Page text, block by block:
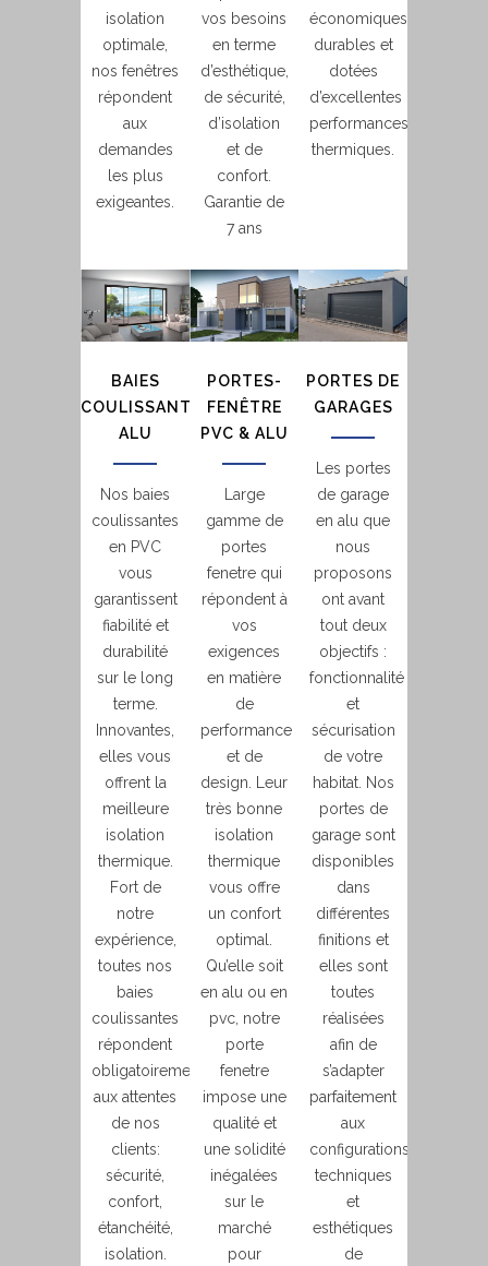
isolation
optimale,
nos fenêtres
répondent
aux
demandes
les plus
exigeantes.
vos besoins
en terme
d’esthétique,
de sécurité,
d’isolation
et de
confort.
Garantie de
7 ans
économiques,
durables et
dotées
d’excellentes
performances
thermiques.
BAIES
COULISSANTES
ALU
Nos baies
coulissantes
en PVC
vous
garantissent
fiabilité et
durabilité
sur le long
terme.
Innovantes,
elles vous
offrent la
meilleure
isolation
thermique.
Fort de
notre
expérience,
toutes nos
baies
coulissantes
répondent
obligatoirement
aux attentes
de nos
clients:
sécurité,
confort,
étanchéité,
isolation.
PORTES-
FENÊTRE
PVC & ALU
Large
gamme de
portes
fenetre qui
répondent à
vos
exigences
en matière
de
performance
et de
design. Leur
très bonne
isolation
thermique
vous offre
un confort
optimal.
Qu’elle soit
en alu ou en
pvc, notre
porte
fenetre
impose une
qualité et
une solidité
inégalées
sur le
marché
pour
PORTES DE
GARAGES
Les portes
de garage
en alu que
nous
proposons
ont avant
tout deux
objectifs :
fonctionnalité
et
sécurisation
de votre
habitat. Nos
portes de
garage sont
disponibles
dans
différentes
finitions et
elles sont
toutes
réalisées
afin de
s’adapter
parfaitement
aux
configurations
techniques
et
esthétiques
de